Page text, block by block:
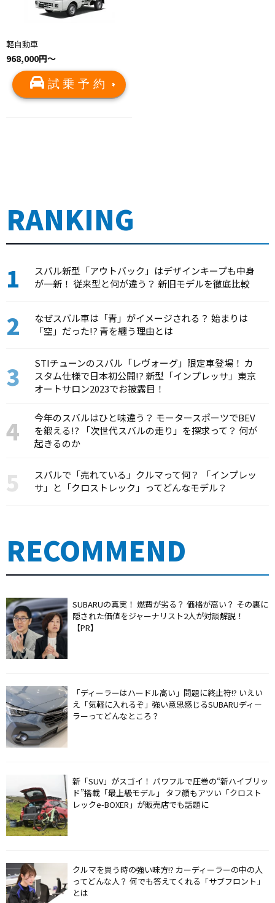
軽自動車
968,000円～
試乗予約
RANKING
スバル新型「アウトバック」はデザインキープも中身
が一新！ 従来型と何が違う？ 新旧モデルを徹底比較
なぜスバル車は「青」がイメージされる？ 始まりは
「空」だった!? 青を纏う理由とは
STIチューンのスバル「レヴォーグ」限定車登場！ カ
スタム仕様で日本初公開!? 新型「インプレッサ」東京
オートサロン2023でお披露目！
今年のスバルはひと味違う？ モータースポーツでBEV
を鍛える!? 「次世代スバルの走り」を探求って？ 何が
起きるのか
スバルで「売れている」クルマって何？ 「インプレッ
サ」と「クロストレック」ってどんなモデル？
RECOMMEND
SUBARUの真実！ 燃費が劣る？ 価格が高い？ その裏に
隠された価値をジャーナリスト2人が対談解説！
【PR】
「ディーラーはハードル高い」問題に終止符!? いえい
え「気軽に入れるぞ」強い意思感じるSUBARUディー
ラーってどんなところ？
新「SUV」がスゴイ！ パワフルで圧巻の“新ハイブリッ
ド”搭載「最上級モデル」 タフ顔もアツい「クロスト
レックe-BOXER」が販売店でも話題に
クルマを買う時の強い味方!? カーディーラーの中の人
ってどんな人？ 何でも答えてくれる「サブフロント」
とは